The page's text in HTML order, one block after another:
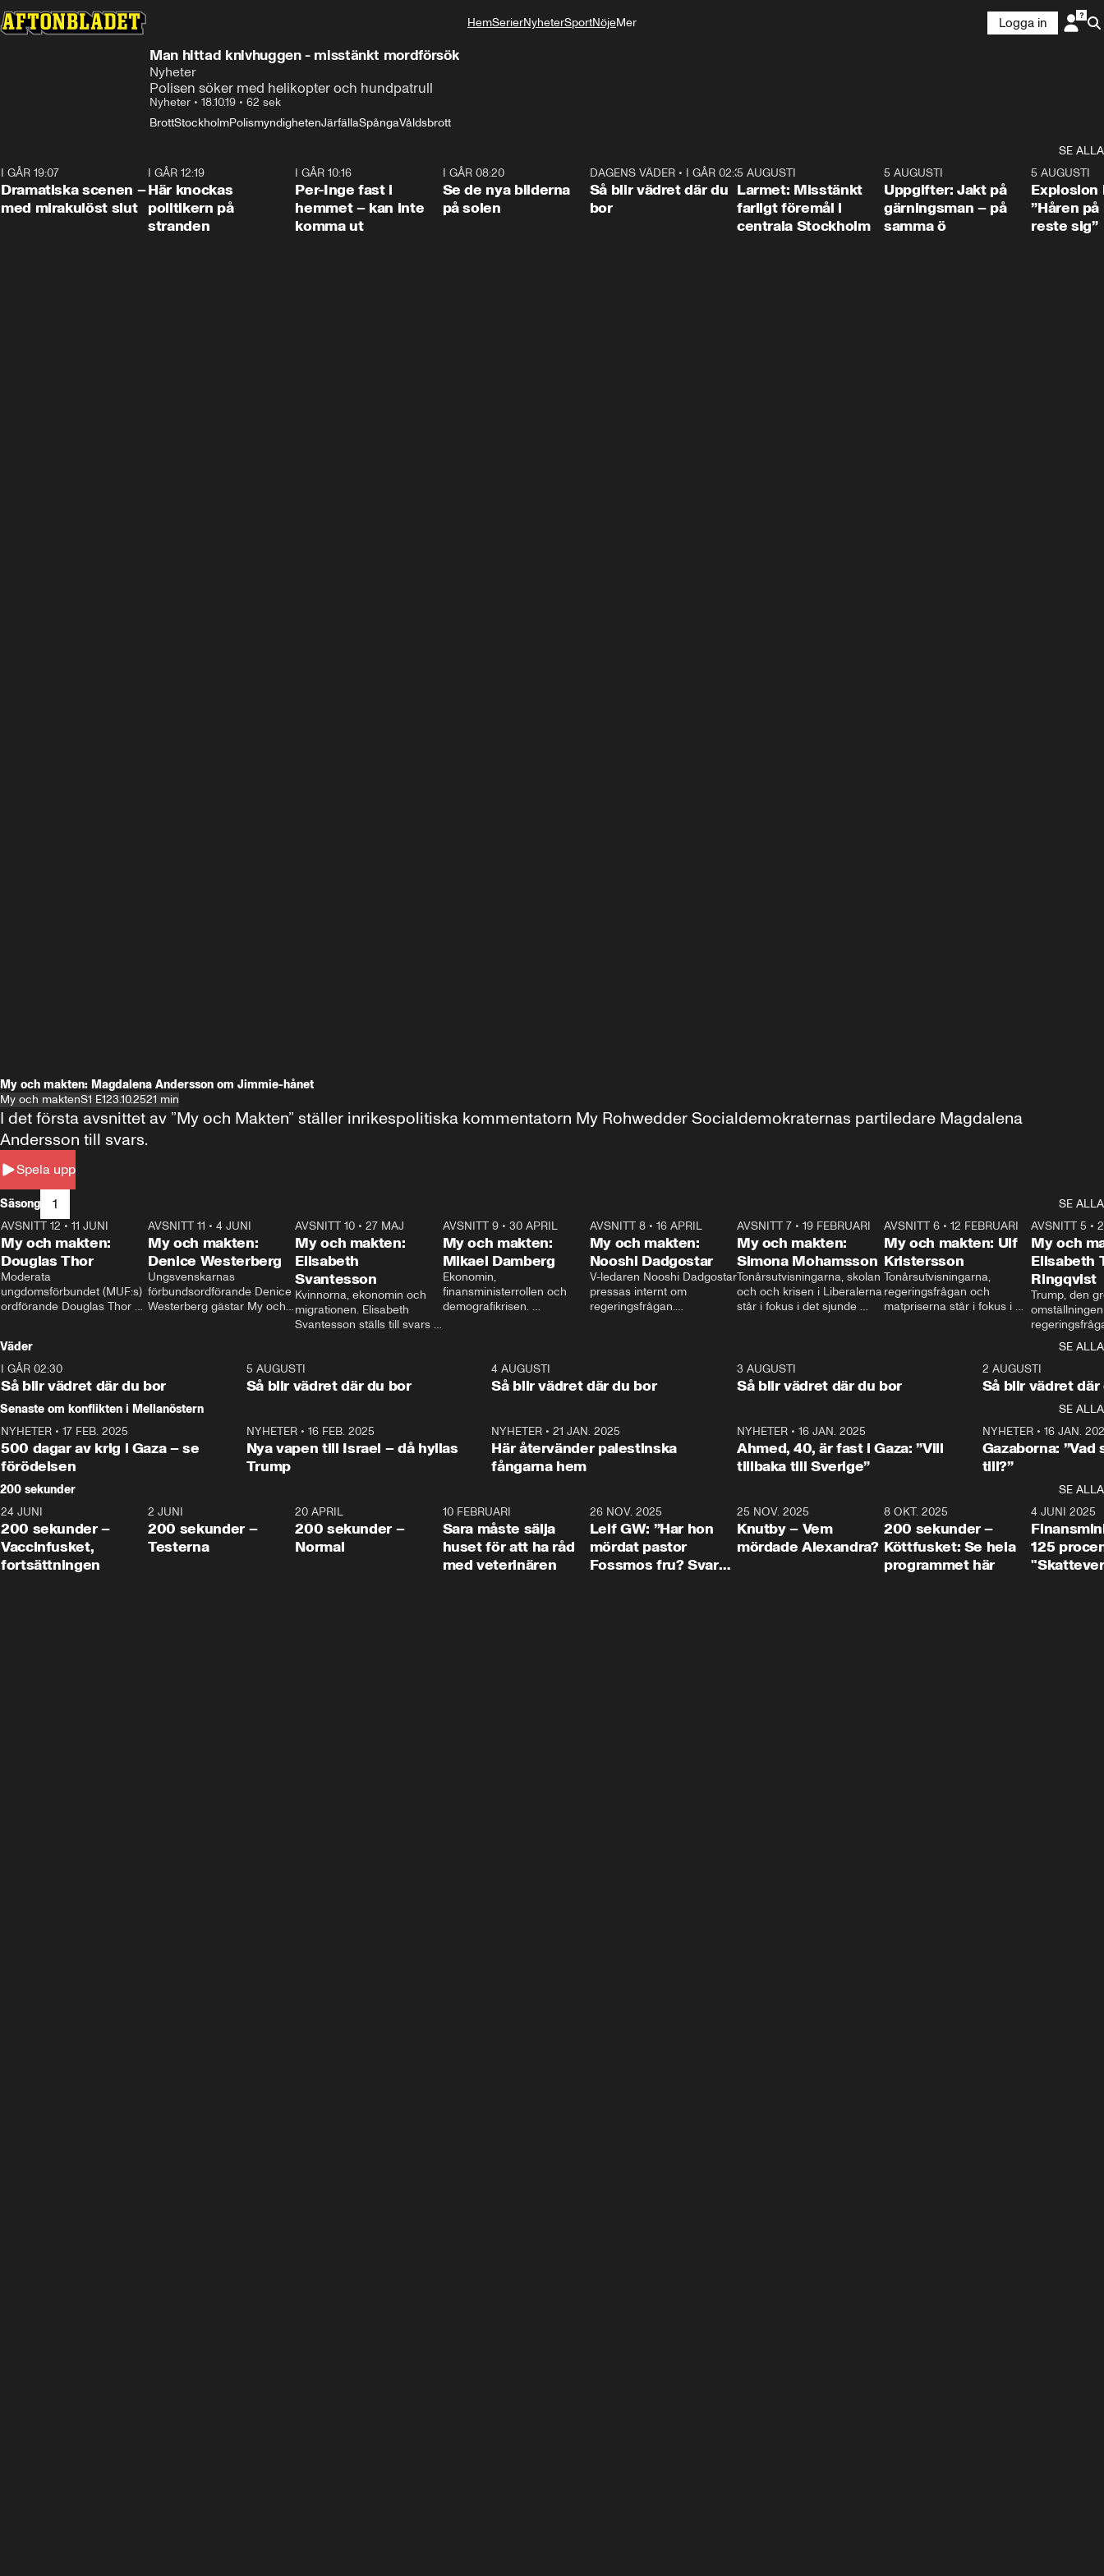
HemSerierNyheterSportNöjeMer
Logga in
Man hittad knivhuggen - misstänkt mordförsök
Nyheter
Polisen söker med helikopter och hundpatrull
Nyheter • 18.10.19 • 62 sek
BrottStockholmPolismyndighetenJärfällaSpångaVåldsbrott
SE ALLA
I GÅR 19:07
Dramatiska scenen –
med mirakulöst slut
I GÅR 12:19
Här knockas
politikern på
stranden
I GÅR 10:16
Per-Inge fast i
hemmet – kan inte
komma ut
I GÅR 08:20
Se de nya bilderna
på solen
1:06
DAGENS VÄDER• I GÅR 02:30
Så blir vädret där du
bor
0:35
5 AUGUSTI
Larmet: Misstänkt
farligt föremål i
centrala Stockholm
0:33
5 AUGUSTI
Uppgifter: Jakt på
gärningsman – på
samma ö
5 AUGUSTI
Explosion
”Håren
reste sig”
My och makten: Magdalena Andersson om Jimmie-hånet
My och maktenS1 E123.10.2521 min
Spela upp
I det första avsnittet av ”My och Makten” ställer inrikespolitiska kommentatorn My Rohwedder Socialdemokraternas partiledare Magdalena
Andersson till svars.
Säsong 1
SE ALLA
26:27
AVSNITT 12 • 11 JUNI
My och makten:
Douglas Thor
Moderata
ungdomsförbundet (MUF:s)
ordförande Douglas Thor
tonårsutvisningarna och hur
Moderaterna ska locka
väljare till valet i höst.
23:40
AVSNITT 11 •4 JUNI
My och makten:
Denice Westerberg
Ungsvenskarnas
förbundsordförande Denice
Westerberg gästar My och
AVSNITT 10 •27 MAJ
My och makten:
Elisabeth
Svantesson
Kvinnorna, ekonomin och
migrationen. Elisabeth
Svantesson ställs till svars
AVSNITT 9• 30 APRIL
My och makten:
Mikael Damberg
Ekonomin,
finansministerrollen och
demografikrisen.
och Makten.
AVSNITT 8• 16 APRIL
My och makten:
Nooshi Dadgostar
V-ledaren Nooshi Dadgostar
pressas internt om
regeringsfrågan.
– Vi ställer upp i val. Ska vi
vara med så sitter vi förstås
24:30
AVSNITT 7• 19 FEBRUARI
My och makten:
Simona Mohamsson
Tonårsutvisningarna, skolan
och och krisen i Liberalerna
står i fokus i det sjunde
kommentator My
Rohwedder ställer
utbildnings- och
Mohamsson till svars.
27:30
AVSNITT 6 •12 FEBRUARI
My och makten: Ulf
Kristersson
Tonårsutvisningarna,
regeringsfrågan och
matpriserna står i fokus i
Rohwedder ställer
statsminister Ulf Kristersson
AVSNITT 5 •
My och
Elisabeth
Ringqvist
Trump, den
centrum i
avsnittet av
Makten”. Se
Aftonbladets
Rohwedder
Thand Ring
Väder
SE ALLA
I GÅR 02:30
Så blir vädret där du bor
1:06
5 AUGUSTI
Så blir vädret där du bor
4 AUGUSTI
Så blir vädret där du bor
3 AUGUSTI
Så blir vädret där du bor
2 AUGUSTI
Så blir vädret där
Senaste om konflikten i Mellanöstern
SE ALLA
NYHETER • 17 FEB. 2025
500 dagar av krig i Gaza – se
förödelsen
NYHETER• 16 FEB. 2025
Nya vapen till Israel – då hyllas
Trump
NYHETER •21 JAN. 2025
Här återvänder palestinska
fångarna hem
NYHETER• 16 JAN. 2025
Ahmed, 40, är fast i Gaza: ”Vill
tillbaka till Sverige”
NYHETER• 16 JAN.
Gazaborna:
till?”
200 sekunder
SE ALLA
5:00
24 JUNI
200 sekunder –
Vaccinfusket,
fortsättningen
4:23
2 JUNI
200 sekunder –
Testerna
20 APRIL
200 sekunder –
Normal
10 FEBRUARI
Sara måste sälja
huset för att ha råd
med veterinären
26 NOV. 2025
Leif GW: ”Har hon
mördat pastor
Fossmos fru? Svar
31:05
25 NOV. 2025
Knutby – Vem
mördade Alexandra?
4:29
8 OKT. 2025
200 sekunder –
Köttfusket: Se hela
programmet här
4 JUNI 2025
125